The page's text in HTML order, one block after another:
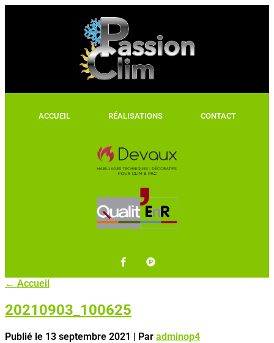
ACCUEIL RÉALISATIONS CONTACT
← Accueil
20210903_100625
Publié le 13 septembre 2021 | Par adminop4